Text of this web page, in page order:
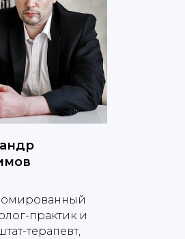
практик и
терапевт,